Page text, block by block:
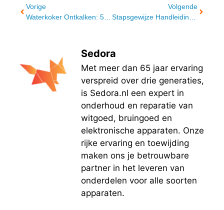
Vorige
Waterkoker Ontkalken: 5 Tips Om Je Waterkoker Perfect Kalkvrij Te Houden.
Volgende
Sedora
Met meer dan 65 jaar ervaring
verspreid over drie generaties,
is Sedora.nl een expert in
onderhoud en reparatie van
witgoed, bruingoed en
elektronische apparaten. Onze
rijke ervaring en toewijding
maken ons je betrouwbare
partner in het leveren van
onderdelen voor alle soorten
apparaten.